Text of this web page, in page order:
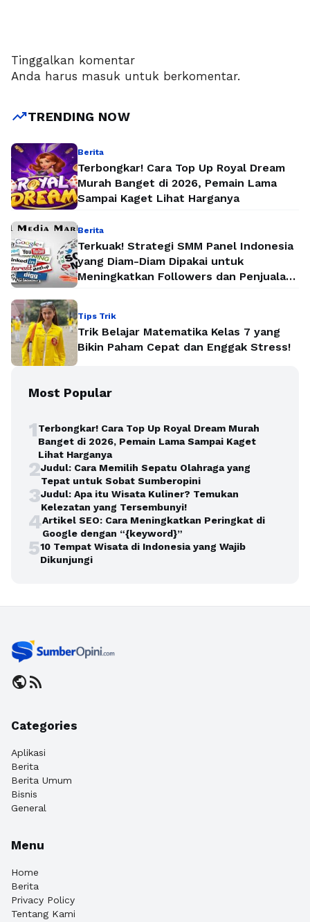
Tinggalkan komentar
Anda harus masuk untuk berkomentar.
trending_upTRENDING NOW
Berita
Terbongkar! Cara Top Up Royal Dream
Murah Banget di 2026, Pemain Lama
Sampai Kaget Lihat Harganya
Berita
Terkuak! Strategi SMM Panel Indonesia
yang Diam-Diam Dipakai untuk
Meningkatkan Followers dan Penjualan
Tips Trik
Trik Belajar Matematika Kelas 7 yang
Bikin Paham Cepat dan Enggak Stress!
Most Popular
1Terbongkar! Cara Top Up Royal Dream Murah
Banget di 2026, Pemain Lama Sampai Kaget
Lihat Harganya
2Judul: Cara Memilih Sepatu Olahraga yang
Tepat untuk Sobat Sumberopini
3Judul: Apa itu Wisata Kuliner? Temukan
Kelezatan yang Tersembunyi!
4Artikel SEO: Cara Meningkatkan Peringkat di
Google dengan “{keyword}”
510 Tempat Wisata di Indonesia yang Wajib
Dikunjungi
publicrss_feed
Categories
Aplikasi
Berita
Berita Umum
Bisnis
General
Menu
Home
Berita
Privacy Policy
Tentang Kami